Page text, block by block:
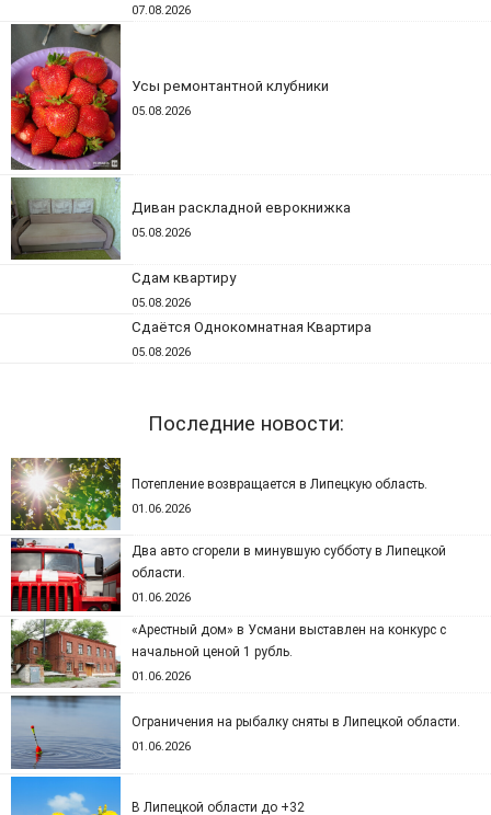
07.08.2026
Усы ремонтантной клубники
05.08.2026
Диван раскладной еврокнижка
05.08.2026
Сдам квартиру
05.08.2026
Сдаётся Однокомнатная Квартира
05.08.2026
Последние новости:
Потепление возвращается в Липецкую область.
01.06.2026
Два авто сгорели в минувшую субботу в Липецкой
области.
01.06.2026
«Арестный дом» в Усмани выставлен на конкурс с
начальной ценой 1 рубль.
01.06.2026
Ограничения на рыбалку сняты в Липецкой области.
01.06.2026
В Липецкой области до +32